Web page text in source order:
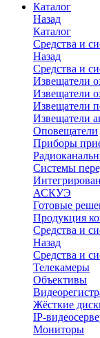
Каталог
Назад
Каталог
Средства и
Назад
Средства и
Извещатели
Извещатели
Извещатели
Извещатели
Оповещатели
Приборы
Системы
АСКУЭ
Готовые
Продукция
Средства и
Назад
Средства и
Телекамеры
Объективы
Жёсткие
IP-
Мониторы